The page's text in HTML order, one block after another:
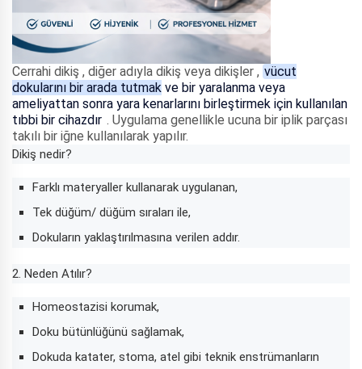
Cerrahi dikiş , diğer adıyla dikiş veya dikişler , vücut
dokularını bir arada tutmak ve bir yaralanma veya
ameliyattan sonra yara kenarlarını birleştirmek için kullanılan
tıbbi bir cihazdır . Uygulama genellikle ucuna bir iplik parçası
takılı bir iğne kullanılarak yapılır.
Dikiş nedir?
Farklı materyaller kullanarak uygulanan,
Tek düğüm/ düğüm sıraları ile,
Dokuların yaklaştırılmasına verilen addır.
2. Neden Atılır?
Homeostazisi korumak,
Doku bütünlüğünü sağlamak,
Dokuda katater, stoma, atel gibi teknik enstrümanların